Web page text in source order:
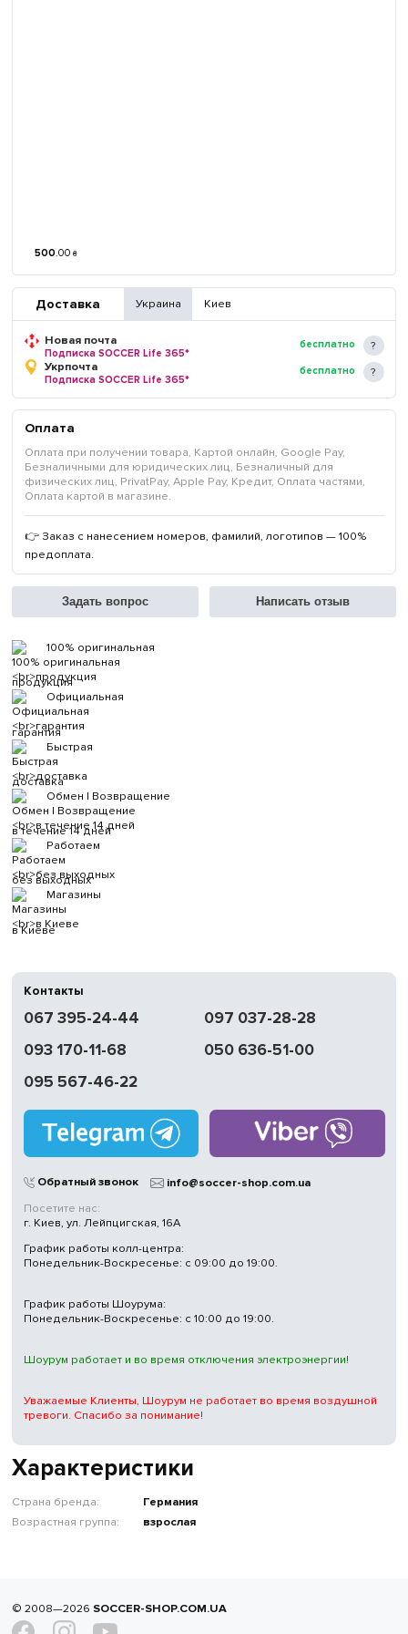
500.00 ₴
Доставка Украина Киев
Новая почта
Подписка SOCCER Life 365*
бесплатно
Укрпочта
Подписка SOCCER Life 365*
бесплатно
Оплата
Оплата при получении товара, Картой онлайн, Google Pay,
Безналичными для юридических лиц, Безналичный для
физических лиц, PrivatPay, Apple Pay, Кредит, Оплата частями,
Оплата картой в магазине.
👉 Заказ с нанесением номеров, фамилий, логотипов — 100%
предоплата.
Задать вопрос Написать отзыв
100% оригинальная
продукция
Официальная
гарантия
Быстрая
доставка
Обмен | Возвращение
в течение 14 дней
Работаем
без выходных
Магазины
в Киеве
Характеристики
Страна бренда:
Германия
Возрастная группа:
взрослая
Контакты
067 395-24-44
097 037-28-28
093 170-11-68
050 636-51-00
095 567-46-22
Обратный звонок
info@soccer-shop.com.ua
Посетите нас:
г. Киев, ул. Лейпцигская, 16А
График работы колл-центра:
Понедельник-Воскресенье: с 09:00 до 19:00.
График работы Шоурума:
Понедельник-Воскресенье: с 10:00 до 19:00.
Шоурум работает и во время отключения электроэнергии!
Уважаемые Клиенты, Шоурум не работает во время воздушной
тревоги. Спасибо за понимание!
© 2008—2026 SOCCER-SHOP.COM.UA